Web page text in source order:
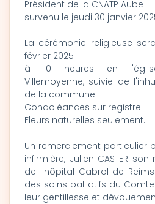
Président de la CNATP Aube
survenu le jeudi 30 janvier
La cérémonie religieuse
février 2025
à 10 heures en
Villemoyenne, suivie de
de la commune.
Condoléances sur registre.
Fleurs naturelles seulement.
Un remerciement particulier
infirmière, Julien CASTER
de l'hôpital Cabrol de
des soins palliatifs du
leur gentillesse et